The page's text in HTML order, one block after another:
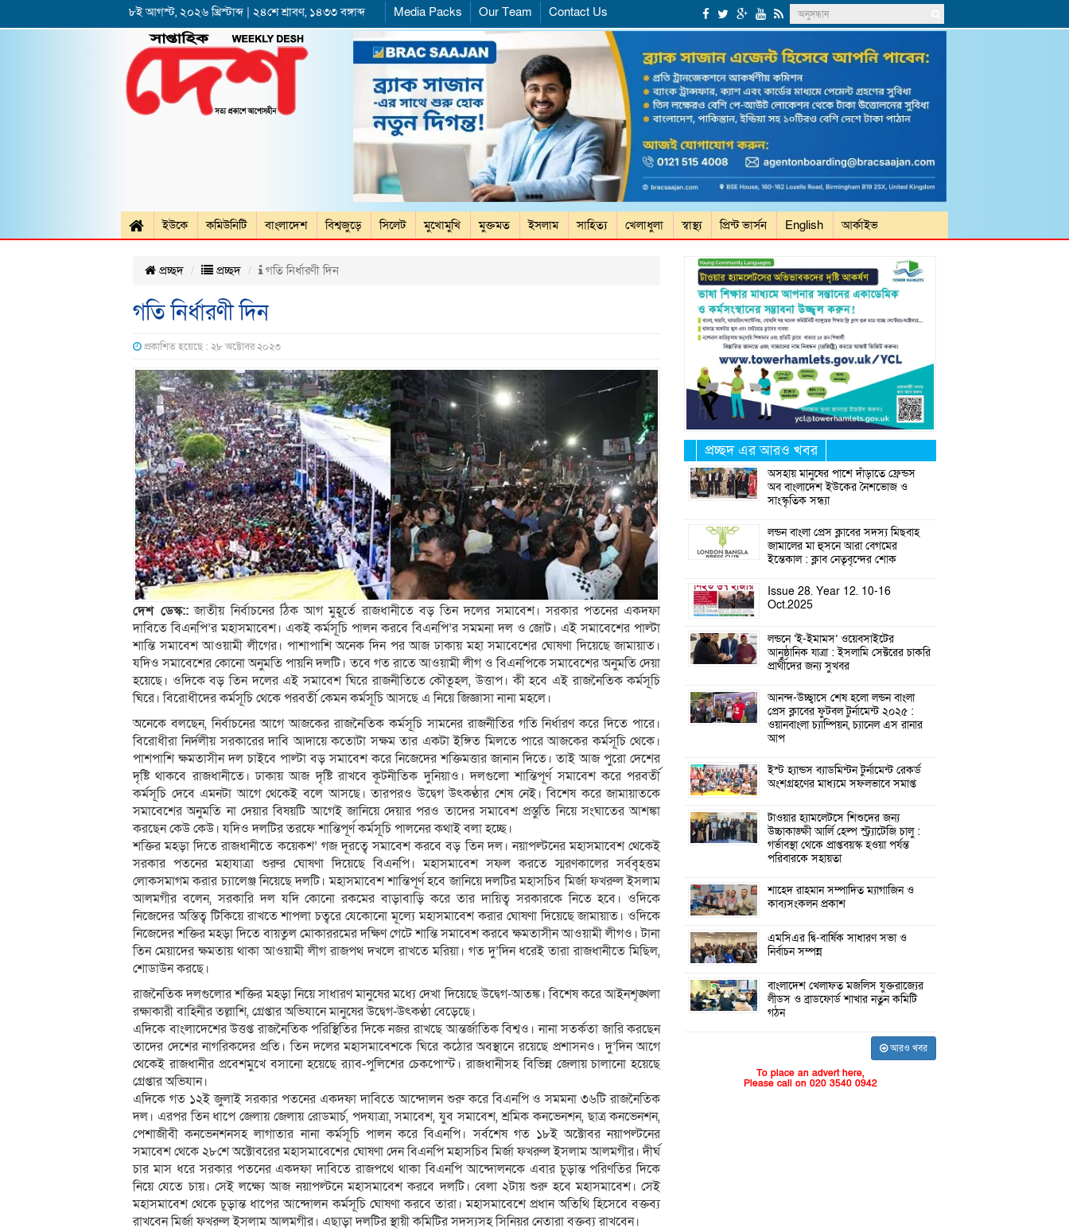
৮ই আগস্ট, ২০২৬ খ্রিস্টাব্দ | ২৪শে শ্রাবণ, ১৪৩৩ বঙ্গাব্দ Media Packs Our Team Contact Us
ইউকে কমিউনিটি বাংলাদেশ বিশ্বজুড়ে সিলেট মুখোমুখি মুক্তমত ইসলাম সাহিত্য খেলাধুলা স্বাস্থ্য প্রিন্ট ভার্সন English আর্কাইভ
প্রচ্ছদ প্রচ্ছদ গতি নির্ধারণী দিন
গতি নির্ধারণী দিন
প্রকাশিত হয়েছে : ২৮ অক্টোবর ২০২৩
দেশ ডেস্ক:: জাতীয় নির্বাচনের ঠিক আগ মুহূর্তে রাজধানীতে বড় তিন দলের সমাবেশ। সরকার পতনের একদফা
দাবিতে বিএনপি’র মহাসমাবেশ। একই কর্মসূচি পালন করবে বিএনপি’র সমমনা দল ও জোট। এই সমাবেশের পাল্টা
শান্তি সমাবেশ আওয়ামী লীগের। পাশাপাশি অনেক দিন পর আজ ঢাকায় মহা সমাবেশের ঘোষণা দিয়েছে জামায়াত।
যদিও সমাবেশের কোনো অনুমতি পায়নি দলটি। তবে গত রাতে আওয়ামী লীগ ও বিএনপিকে সমাবেশের অনুমতি দেয়া
হয়েছে। ওদিকে বড় তিন দলের এই সমাবেশ ঘিরে রাজনীতিতে কৌতূহল, উত্তাপ। কী হবে এই রাজনৈতিক কর্মসূচি
ঘিরে। বিরোধীদের কর্মসূচি থেকে পরবর্তী কেমন কর্মসূচি আসছে এ নিয়ে জিজ্ঞাসা নানা মহলে।
অনেকে বলছেন, নির্বাচনের আগে আজকের রাজনৈতিক কর্মসূচি সামনের রাজনীতির গতি নির্ধারণ করে দিতে পারে।
বিরোধীরা নির্দলীয় সরকারের দাবি আদায়ে কতোটা সক্ষম তার একটা ইঙ্গিত মিলতে পারে আজকের কর্মসূচি থেকে।
পাশপাশি ক্ষমতাসীন দল চাইবে পাল্টা বড় সমাবেশ করে নিজেদের শক্তিমত্তার জানান দিতে। তাই আজ পুরো দেশের
দৃষ্টি থাকবে রাজধানীতে। ঢাকায় আজ দৃষ্টি রাখবে কূটনীতিক দুনিয়াও। দলগুলো শান্তিপূর্ণ সমাবেশ করে পরবর্তী
কর্মসূচি দেবে এমনটা আগে থেকেই বলে আসছে। তারপরও উদ্বেগ উৎকণ্ঠার শেষ নেই। বিশেষ করে জামায়াতকে
সমাবেশের অনুমতি না দেয়ার বিষয়টি আগেই জানিয়ে দেয়ার পরও তাদের সমাবেশ প্রস্তুতি নিয়ে সংঘাতের আশঙ্কা
করছেন কেউ কেউ। যদিও দলটির তরফে শান্তিপূর্ণ কর্মসূচি পালনের কথাই বলা হচ্ছে।
শক্তির মহড়া দিতে রাজধানীতে কয়েকশ’ গজ দূরত্বে সমাবেশ করবে বড় তিন দল। নয়াপল্টনের মহাসমাবেশ থেকেই
সরকার পতনের মহাযাত্রা শুরুর ঘোষণা দিয়েছে বিএনপি। মহাসমাবেশ সফল করতে স্মরণকালের সর্ববৃহত্তম
লোকসমাগম করার চ্যালেঞ্জ নিয়েছে দলটি। মহাসমাবেশ শান্তিপূর্ণ হবে জানিয়ে দলটির মহাসচিব মির্জা ফখরুল ইসলাম
আলমগীর বলেন, সরকারি দল যদি কোনো রকমের বাড়াবাড়ি করে তার দায়িত্ব সরকারকে নিতে হবে। ওদিকে
নিজেদের অস্তিত্ব টিকিয়ে রাখতে শাপলা চত্বরে যেকোনো মূল্যে মহাসমাবেশ করার ঘোষণা দিয়েছে জামায়াত। ওদিকে
নিজেদের শক্তির মহড়া দিতে বায়তুল মোকাররমের দক্ষিণ গেটে শান্তি সমাবেশ করবে ক্ষমতাসীন আওয়ামী লীগও। টানা
তিন মেয়াদের ক্ষমতায় থাকা আওয়ামী লীগ রাজপথ দখলে রাখতে মরিয়া। গত দু’দিন ধরেই তারা রাজধানীতে মিছিল,
শোডাউন করছে।
রাজনৈতিক দলগুলোর শক্তির মহড়া নিয়ে সাধারণ মানুষের মধ্যে দেখা দিয়েছে উদ্বেগ-আতঙ্ক। বিশেষ করে আইনশৃঙ্খলা
রক্ষাকারী বাহিনীর তল্লাশি, গ্রেপ্তার অভিযানে মানুষের উদ্বেগ-উৎকণ্ঠা বেড়েছে।
এদিকে বাংলাদেশের উত্তপ্ত রাজনৈতিক পরিস্থিতির দিকে নজর রাখছে আন্তর্জাতিক বিশ্বও। নানা সতর্কতা জারি করছেন
তাদের দেশের নাগরিকদের প্রতি। তিন দলের মহাসমাবেশকে ঘিরে কঠোর অবস্থানে রয়েছে প্রশাসনও। দু’দিন আগে
থেকেই রাজধানীর প্রবেশমুখে বসানো হয়েছে র‌্যাব-পুলিশের চেকপোস্ট। রাজধানীসহ বিভিন্ন জেলায় চালানো হয়েছে
গ্রেপ্তার অভিযান।
এদিকে গত ১২ই জুলাই সরকার পতনের একদফা দাবিতে আন্দোলন শুরু করে বিএনপি ও সমমনা ৩৬টি রাজনৈতিক
দল। এরপর তিন ধাপে জেলায় জেলায় রোডমার্চ, পদযাত্রা, সমাবেশ, যুব সমাবেশ, শ্রমিক কনভেনশন, ছাত্র কনভেনশন,
পেশাজীবী কনভেনশনসহ লাগাতার নানা কর্মসূচি পালন করে বিএনপি। সর্বশেষ গত ১৮ই অক্টোবর নয়াপল্টনের
সমাবেশ থেকে ২৮শে অক্টোবরের মহাসমাবেশের ঘোষণা দেন বিএনপি মহাসচিব মির্জা ফখরুল ইসলাম আলমগীর। দীর্ঘ
চার মাস ধরে সরকার পতনের একদফা দাবিতে রাজপথে থাকা বিএনপি আন্দোলনকে এবার চূড়ান্ত পরিণতির দিকে
নিয়ে যেতে চায়। সেই লক্ষ্যে আজ নয়াপল্টনে মহাসমাবেশ করবে দলটি। বেলা ২টায় শুরু হবে মহাসমাবেশ। সেই
মহাসমাবেশ থেকে চূড়ান্ত ধাপের আন্দোলন কর্মসূচি ঘোষণা করবে তারা। মহাসমাবেশে প্রধান অতিথি হিসেবে বক্তব্য
রাখবেন মির্জা ফখরুল ইসলাম আলমগীর। এছাড়া দলটির স্থায়ী কমিটির সদস্যসহ সিনিয়র নেতারা বক্তব্য রাখবেন।
প্রচ্ছদ এর আরও খবর
অসহায় মানুষের পাশে দাঁড়াতে ফ্রেন্ডস
অব বাংলাদেশ ইউকের নৈশভোজ ও
সাংস্কৃতিক সন্ধ্যা
লন্ডন বাংলা প্রেস ক্লাবের সদস্য মিছবাহ
জামালের মা হুসনে আরা বেগমের
ইন্তেকাল : ক্লাব নেতৃবৃন্দের শোক
Issue 28. Year 12. 10-16
Oct.2025
লন্ডনে ‘ই-ইমামস’ ওয়েবসাইটের
আনুষ্ঠানিক যাত্রা : ইসলামি সেক্টরের চাকরি
প্রার্থীদের জন্য সুখবর
আনন্দ-উচ্ছ্বাসে শেষ হলো লন্ডন বাংলা
প্রেস ক্লাবের ফুটবল টুর্নামেন্ট ২০২৫ :
ওয়ানবাংলা চ্যাম্পিয়ন, চ্যানেল এস রানার
আপ
ইস্ট হ্যান্ডস ব্যাডমিন্টন টুর্নামেন্ট রেকর্ড
অংশগ্রহণের মাধ্যমে সফলভাবে সমাপ্ত
টাওয়ার হ্যামলেটসে শিশুদের জন্য
উচ্চাকাঙ্ক্ষী আর্লি হেল্প স্ট্র্যাটেজি চালু :
গর্ভাবস্থা থেকে প্রাপ্তবয়স্ক হওয়া পর্যন্ত
পরিবারকে সহায়তা
শাহেদ রাহমান সম্পাদিত ম্যাগাজিন ও
কাব্যসংকলন প্রকাশ
এমসিএর দ্বি-বার্ষিক সাধারণ সভা ও
নির্বাচন সম্পন্ন
বাংলাদেশ খেলাফত মজলিস যুক্তরাজ্যের
লীডস ও ব্রাডফোর্ড শাখার নতুন কমিটি
গঠন
আরও খবর
To place an advert here,
Please call on 020 3540 0942